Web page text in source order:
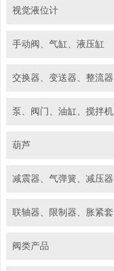
视觉液位计
手动阀、气缸、液压缸
交换器、变送器、整流器
泵、阀门、油缸、搅拌机
葫芦
减震器、气弹簧、减压器
联轴器、限制器、胀紧套
阀类产品